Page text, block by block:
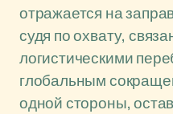
отражается на
судя по охвату,
логистическими
глобальным
одной стороны,